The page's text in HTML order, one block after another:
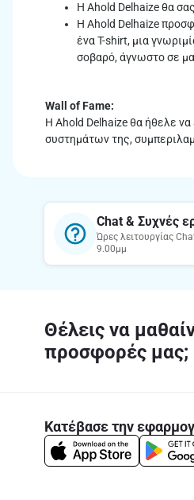
H Ahold Delhaize θα
Η Ahold Delhaize
ένα T-shirt, μια
σοβαρό, άγνωστο σε
Wall of Fame:
Η Ahold Delhaize θα ήθελε
συστημάτων της,
Chat & Συχνές
Ώρες λειτουργίας
9.00μμ
Θέλεις να
προσφορές μας;
Κατέβασε την